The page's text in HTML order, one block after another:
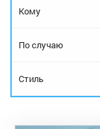
Кому
По случаю
Стиль